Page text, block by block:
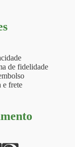
de fidelidade
e frete